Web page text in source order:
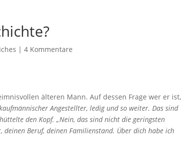
|4 Kommentare
älteren Mann. Auf dessen Frage wer er ist,
Angestellter, ledig und so weiter. Das sind
den Kopf. „Nein, das sind nicht die geringsten
Beruf, deinen Familienstand. Über dich habe ich